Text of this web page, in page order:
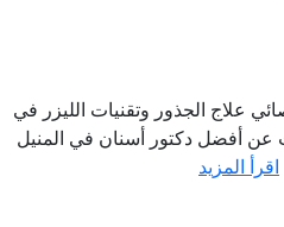
علاج الجذور وتقنيات الليزر في
عن أفضل دكتور أسنان في المنيل
اقرأ المزيد